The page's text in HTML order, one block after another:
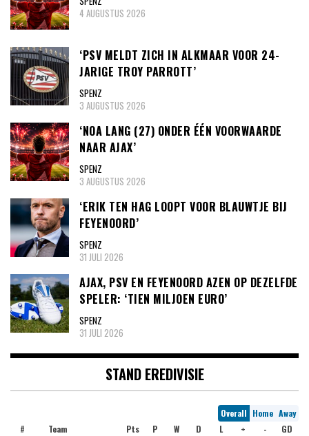
4 AUGUSTUS 2026
‘PSV MELDT ZICH IN ALKMAAR VOOR 24-
JARIGE TROY PARROTT’
SPENZ
3 AUGUSTUS 2026
‘NOA LANG (27) ONDER ÉÉN VOORWAARDE
NAAR AJAX’
SPENZ
3 AUGUSTUS 2026
‘ERIK TEN HAG LOOPT VOOR BLAUWTJE BIJ
FEYENOORD’
SPENZ
31 JULI 2026
AJAX, PSV EN FEYENOORD AZEN OP DEZELFDE
SPELER: ‘TIEN MILJOEN EURO’
SPENZ
31 JULI 2026
STAND EREDIVISIE
Overall Home Away
#
Team Pts P W D L + -
GD